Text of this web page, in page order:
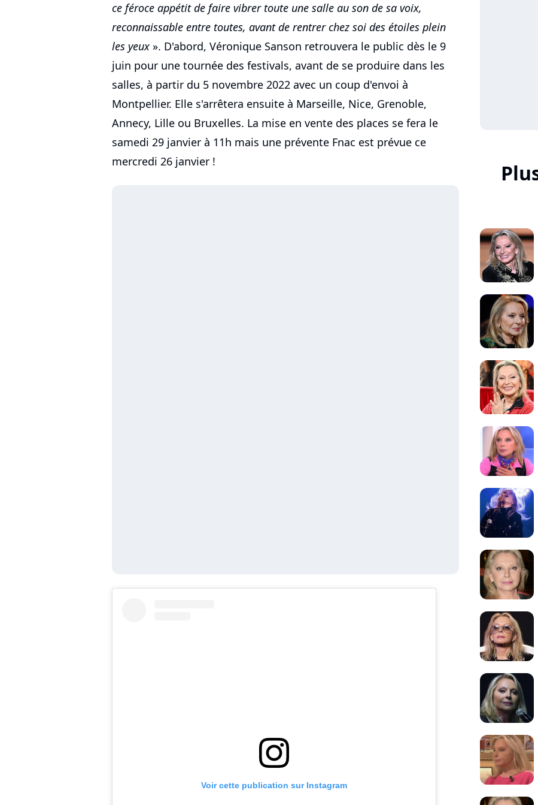
ce féroce appétit de faire vibrer toute une salle au son de sa voix,
reconnaissable entre toutes, avant de rentrer chez soi des étoiles plein
les yeux ». D'abord, Véronique Sanson retrouvera le public dès le 9
juin pour une tournée des festivals, avant de se produire dans les
salles, à partir du 5 novembre 2022 avec un coup d'envoi à
Montpellier. Elle s'arrêtera ensuite à Marseille, Nice, Grenoble,
Annecy, Lille ou Bruxelles. La mise en vente des places se fera le
samedi 29 janvier à 11h mais une prévente Fnac est prévue ce
mercredi 26 janvier !
Voir cette publication sur Instagram